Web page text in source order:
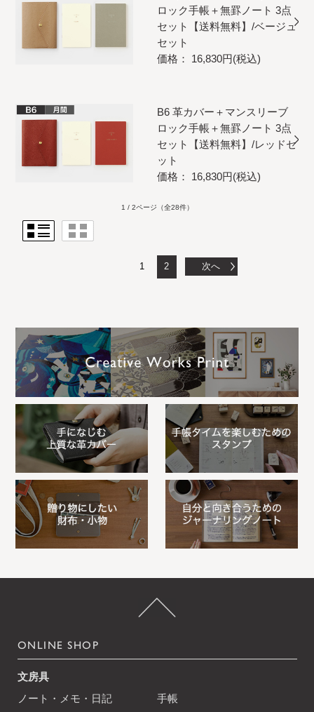
ロック手帳＋無罫ノート 3点
セット【送料無料】/ベージュ
セット
価格： 16,830円(税込)
B6 革カバー＋マンスリーブ
ロック手帳＋無罫ノート 3点
セット【送料無料】/レッドセ
ット
価格： 16,830円(税込)
1 / 2ページ （全28件）
1 2 次へ
ONLINE SHOP
文房具
ノート・メモ・日記
手帳